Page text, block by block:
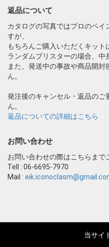
返品について
カタログの写真ではプロのペイ
すが、
もちろんご購入いただくキット
ランダムブリスターの場合、中
また、発送中の事故や商品開
ん。
発注後のキャンセル・返品の
ん。
返品についての詳細はこちら
お問い合わせ
お問い合わせの際はこちらまで
Tell : 06-6695-7970
Mail :
当サイ